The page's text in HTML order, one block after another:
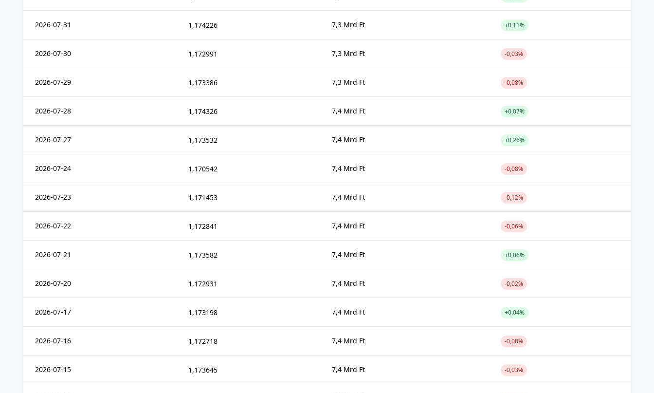
2026-07-31 1,174226 7,3 Mrd Ft +0,11%
2026-07-30 1,172991 7,3 Mrd Ft -0,03%
2026-07-29 1,173386 7,3 Mrd Ft -0,08%
2026-07-28 1,174326 7,4 Mrd Ft +0,07%
2026-07-27 1,173532 7,4 Mrd Ft +0,26%
2026-07-24 1,170542 7,4 Mrd Ft -0,08%
2026-07-23 1,171453 7,4 Mrd Ft -0,12%
2026-07-22 1,172841 7,4 Mrd Ft -0,06%
2026-07-21 1,173582 7,4 Mrd Ft +0,06%
2026-07-20 1,172931 7,4 Mrd Ft -0,02%
2026-07-17 1,173198 7,4 Mrd Ft +0,04%
2026-07-16 1,172718 7,4 Mrd Ft -0,08%
2026-07-15 1,173645 7,4 Mrd Ft -0,03%